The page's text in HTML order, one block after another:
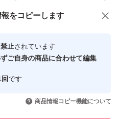
心・安全なユーザーです
引を完了させた実績があります
をコピーします
止されています
ご自身の商品に合わせて編集
です
商品情報コピー機能について
スメ